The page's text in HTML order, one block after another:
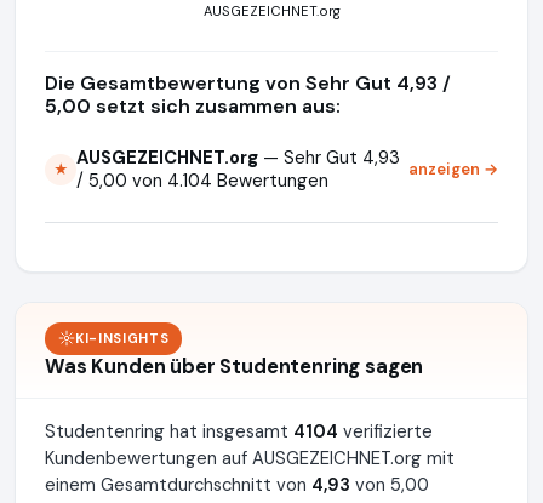
AUSGEZEICHNET.org
Die Gesamtbewertung von Sehr Gut 4,93 /
5,00 setzt sich zusammen aus:
★ AUSGEZEICHNET.org — Sehr Gut 4,93
/ 5,00 von 4.104 Bewertungen
anzeigen →
KI-INSIGHTS
Was Kunden über Studentenring sagen
Studentenring hat insgesamt 4104 verifizierte
Kundenbewertungen auf AUSGEZEICHNET.org mit
einem Gesamtdurchschnitt von 4,93 von 5,00